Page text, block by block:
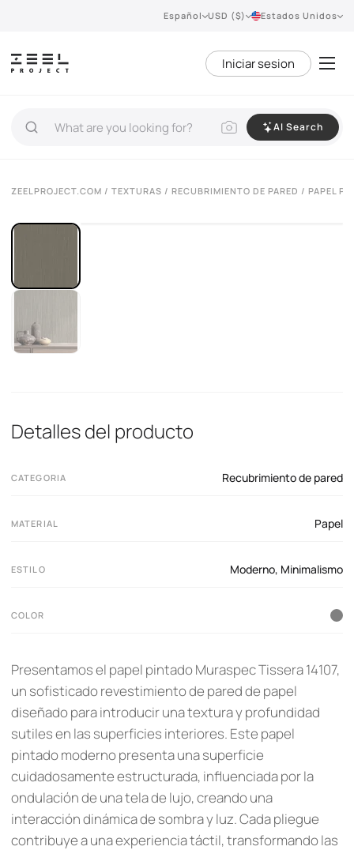
Español USD ($) Estados Unidos
Iniciar sesion
AI Search
ZEELPROJECT.COM / TEXTURAS / RECUBRIMIENTO DE PARED / PAPEL
Detalles del producto
CATEGORIA Recubrimiento de pared
MATERIAL Papel
ESTILO Moderno, Minimalismo
COLOR
Presentamos el papel pintado Muraspec Tissera 14107,
un sofisticado revestimiento de pared de papel
diseñado para introducir una textura y profundidad
sutiles en las superficies interiores. Este papel
pintado moderno presenta una superficie
cuidadosamente estructurada, influenciada por la
ondulación de una tela de lujo, creando una
interacción dinámica de sombra y luz. Cada pliegue
contribuye a una experiencia táctil, transformando las